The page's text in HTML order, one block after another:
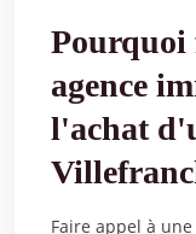
Pourquoi
agence
l'achat
Faire appel à